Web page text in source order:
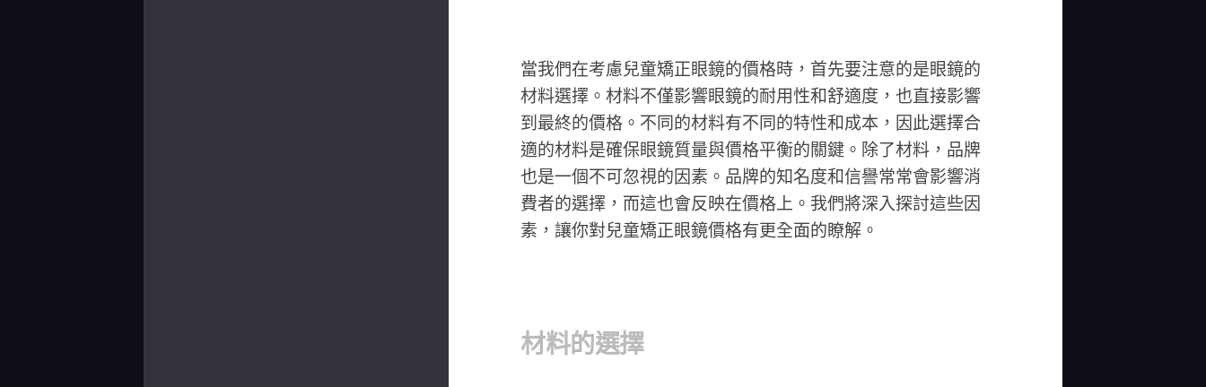
當我們在考慮兒童矯正眼鏡的價格時，首先要注意的是眼鏡的
材料選擇。材料不僅影響眼鏡的耐用性和舒適度，也直接影響
到最終的價格。不同的材料有不同的特性和成本，因此選擇合
適的材料是確保眼鏡質量與價格平衡的關鍵。除了材料，品牌
也是一個不可忽視的因素。品牌的知名度和信譽常常會影響消
費者的選擇，而這也會反映在價格上。我們將深入探討這些因
素，讓你對兒童矯正眼鏡價格有更全面的瞭解。
材料的選擇